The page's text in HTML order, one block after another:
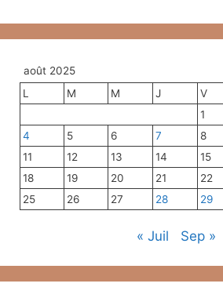
août 2025
L
M M J V
1
4
5 6 7 8
11
12 13 14 15
18
19 20 21 22
25
26 27 28 29
« Juil Sep »